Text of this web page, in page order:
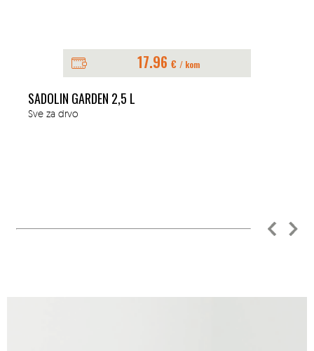
17.96 € / kom
SADOLIN GARDEN 2,5 L
Sve za drvo